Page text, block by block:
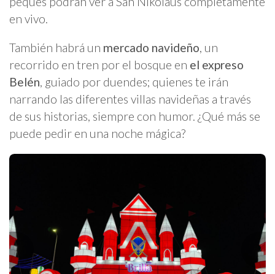
en vivo.
También habrá un mercado navideño, un
recorrido en tren por el bosque en el expreso
Belén, guiado por duendes; quienes te irán
narrando las diferentes villas navideñas a través
de sus historias, siempre con humor. ¿Qué más se
puede pedir en una noche mágica?